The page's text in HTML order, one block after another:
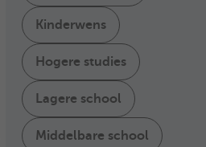
Kinderwens
Hogere studies
Lagere school
Middelbare school